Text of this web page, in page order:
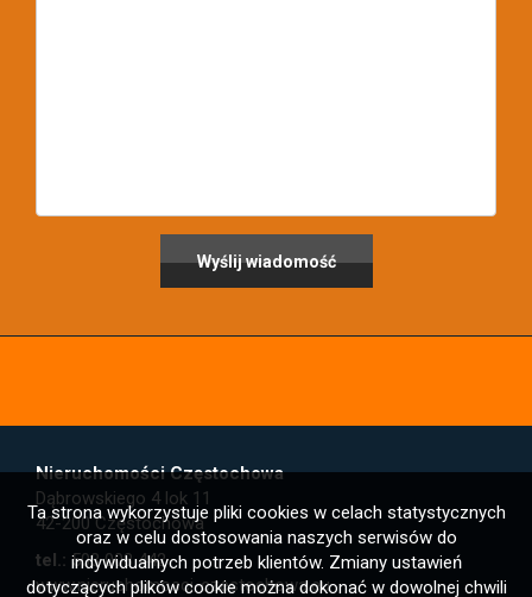
Nieruchomości Częstochowa
Dąbrowskiego 4 lok 11
42-200 Częstochowa
tel.: 503 008 442
www.nieruchomosci-czestochowa.eu
Ta strona wykorzystuje pliki cookies w celach statystycznych
oraz w celu dostosowania naszych serwisów do
indywidualnych potrzeb klientów. Zmiany ustawień
dotyczących plików cookie można dokonać w dowolnej chwili